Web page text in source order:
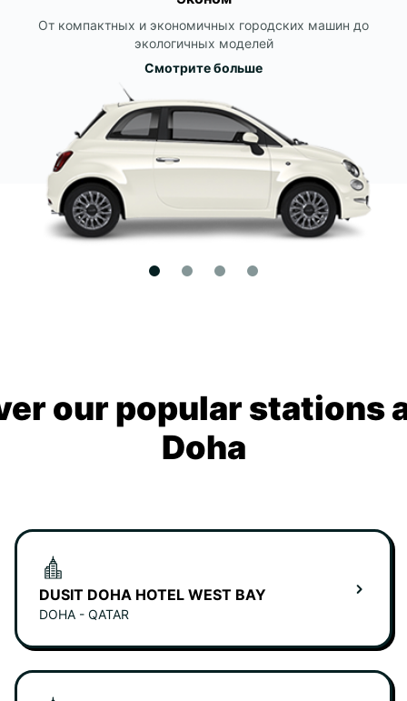
От компактных и экономичных городских машин до
экологичных моделей
Смотрите больше
our popular stations
Doha
DUSIT DOHA HOTEL WEST BAY
DOHA - QATAR